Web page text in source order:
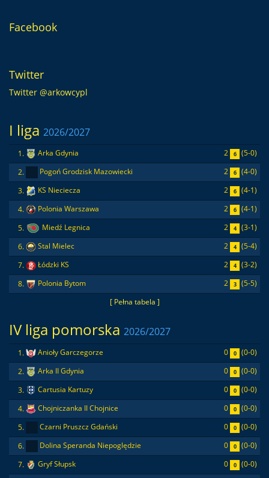
Facebook
Twitter
Twitter @arkowcypl
I liga 2026/2027
[ Pełna tabela ]
1. Arka Gdynia 2 6
(5-0)
2.
Pogoń Grodzisk Mazowiecki 2 6
(4-0)
3.
KS Nieciecza 2 6
(4-1)
4.
Polonia Warszawa 2 6
(4-1)
5.
Miedź Legnica 2 4
(3-1)
6.
Stal Mielec 2 4
(5-4)
7.
Łódzki KS 2 4
(3-2)
8.
Polonia Bytom 2 3 (5-5)
IV liga pomorska 2026/2027
1. Anioły Garczegorze 0 0
(0-0)
2.
Arka II Gdynia 0 0
(0-0)
3.
Cartusia Kartuzy 0 0
(0-0)
4.
Chojniczanka II Chojnice 0 0
(0-0)
5.
Czarni Pruszcz Gdański 0 0
(0-0)
6.
Dolina Speranda Niepoględzie 0 0
(0-0)
7.
Gryf Słupsk 0 0
(0-0)